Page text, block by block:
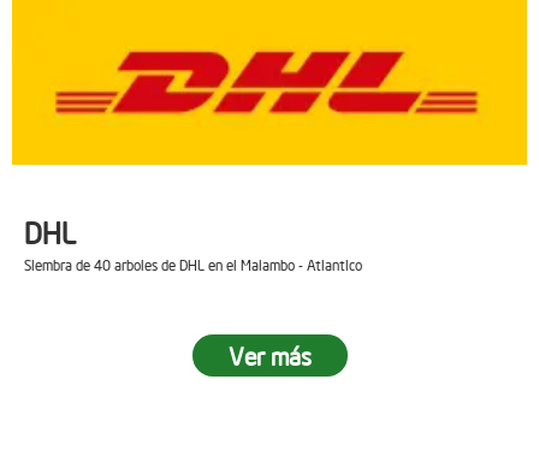
DHL
Siembra de 40 arboles de DHL en el Malambo - Atlantico
Ver más